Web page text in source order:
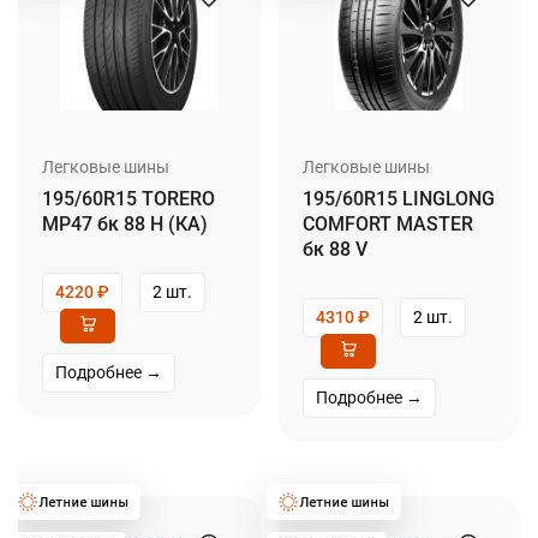
Легковые шины
195/60R15 TORERO
MP47 бк 88 H (КА)
4220₽ 2 шт.
Подробнее →
Легковые шины
195/60R15 LINGLONG
COMFORT MASTER
бк 88 V
4310₽ 2 шт.
Подробнее →